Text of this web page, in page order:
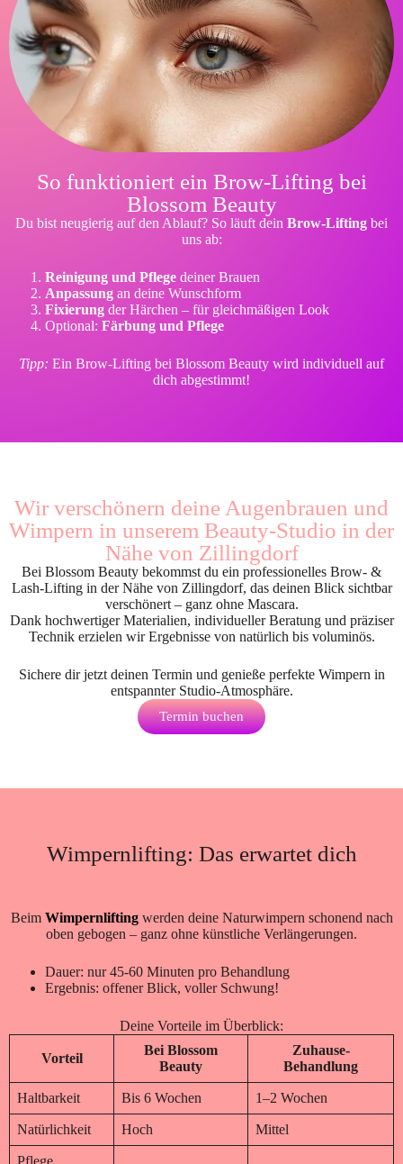
So funktioniert ein Brow-Lifting bei
Blossom Beauty
Du bist neugierig auf den Ablauf? So läuft dein Brow-Lifting bei
uns ab:
Reinigung und Pflege deiner Brauen
Anpassung an deine Wunschform
Fixierung der Härchen – für gleichmäßigen Look
Optional: Färbung und Pflege
Tipp: Ein Brow-Lifting bei Blossom Beauty wird individuell auf
dich abgestimmt!
Wir verschönern deine Augenbrauen und
Wimpern in unserem Beauty-Studio in der
Nähe von Zillingdorf
Bei Blossom Beauty bekommst du ein professionelles Brow- &
Lash-Lifting in der Nähe von Zillingdorf, das deinen Blick sichtbar
verschönert – ganz ohne Mascara.
Dank hochwertiger Materialien, individueller Beratung und präziser
Technik erzielen wir Ergebnisse von natürlich bis voluminös.
Sichere dir jetzt deinen Termin und genieße perfekte Wimpern in
entspannter Studio-Atmosphäre.
Termin buchen
Wimpernlifting: Das erwartet dich
Beim Wimpernliftingwerden deine Naturwimpern schonend nach
oben gebogen – ganz ohne künstliche Verlängerungen.
Dauer: nur 45-60 Minuten pro Behandlung
Ergebnis: offener Blick, voller Schwung!
Deine Vorteile im Überblick:
Vorteil
Bei Blossom
Beauty
Zuhause-
Behandlung
Haltbarkeit Bis 6 Wochen 1–2 Wochen
Natürlichkeit Hoch Mittel
Pflege